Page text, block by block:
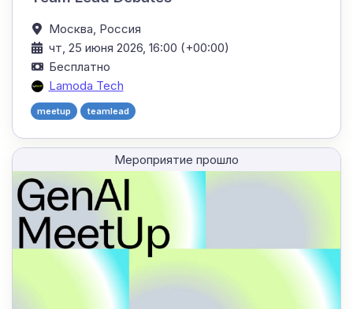
Москва, Россия
чт, 25 июня 2026, 16:00 (+00:00)
Бесплатно
Lamoda Tech
meetup teamlead
Мероприятие прошло